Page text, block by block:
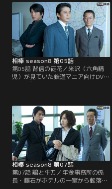
く尊（及川光博）とその主婦から話
を聞くと、主婦は事件直前に緑（草
笛光子）という老女に被害者男性の
自宅住所を教えていたという。
相棒 season8 第05話
第05話 背信の徒花／米沢（六角精
児）が見ていた鉄道マニア向けDVD
に5年前に自殺した国土建設省の官
る前日。しかもDVDに映っていたの
は東京から60キロも離れた間宮村の
駅。疑問を感じた右京（水谷豊）は
尊（及川光博）とともに国土建設省
へ。
相棒 season8 第07話
第07話 鶏と牛刀／年金事務所の係
長・藤石がホテルの一室から転落死